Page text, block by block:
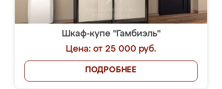
Шкаф-купе "Гамбиэль"
Цена: от 25 000 руб.
ПОДРОБНЕЕ